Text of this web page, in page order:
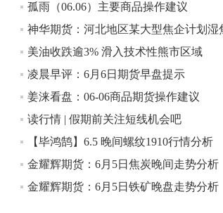
跌幅达6%，报689.5元/吨，刷新近两个月
低位。
14:20
方正有色研究团队：高度重视贵金属的阶
段性机会。自年初以来沪金上涨16.93%，
立涨势，白银将开启补涨，且涨幅超过黄
金，金银比有望高位回归。
13:55
豆二期货主力合约涨停，涨幅达3.98%，报
CBOT大豆期货市场上涨，11月期约收高
孤雨（06.06）主要商品操作建议
美油收跌逾3% 滑入技术性熊市区域
凌晨早评：6月6日期货早盘提示
姜涞看盘：06-06商品期货操作建议
读行情 | 假期前关注短线机会吧
【毕鸿鹄】6.5 晚间螺纹1910行情分析
金耀辉期货：6月5日焦炭晚间走势分析
金耀辉期货：6月5日铁矿晚盘走势分析